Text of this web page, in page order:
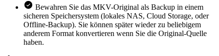
Bewahren Sie das MKV-Original als Backup in einem
sicheren Speichersystem (lokales NAS, Cloud Storage, oder
Offline-Backup). Sie können später wieder zu beliebigem
anderem Format konvertieren wenn Sie die Original-Quelle
haben.